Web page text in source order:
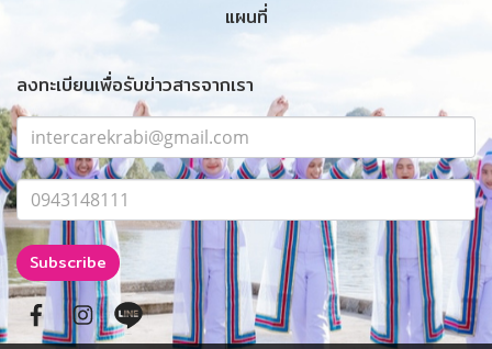
แผนที่
ลงทะเบียนเพื่อรับข่าวสารจากเรา
Subscribe